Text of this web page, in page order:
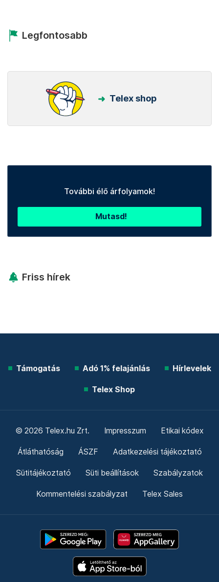
Legfontosabb
Telex shop
További élő árfolyamok!
Mutasd!
Friss hírek
Támogatás Adó 1% felajánlás Hírlevelek
Telex Shop
© 2026 Telex.hu Zrt. Impresszum Etikai kódex
Átláthatóság ÁSZF Adatkezelési tájékoztató
Sütitájékoztató Süti beállítások Szabályzatok
Kommentelési szabályzat Telex Sales